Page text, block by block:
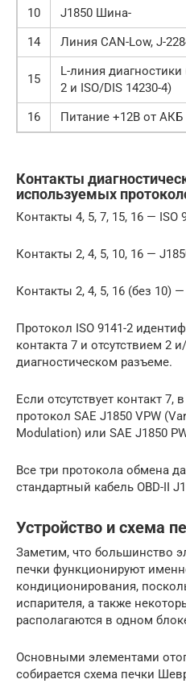
10
J1850 Шина-
14
Линия CAN-Low, J-
15
L-линия диагностики
2 и ISO/DIS 14230-4)
16
Питание +12В от АКБ
Контакты
используемых
Контакты 4, 5, 7, 15, 16 — ISO
Контакты 2, 4, 5, 10, 16 —
Контакты 2, 4, 5, 16 (без 10) —
Протокол ISO 9141-2
контакта 7 и отсутствием 2
диагностическом разъеме.
Если отсутствует контакт 7,
протокол SAE J1850 VPW
Modulation) или SAE J1850
Все три протокола обмена
стандартный кабель OBD-II
Устройство и схема
Заметим, что большинство
печки функционируют
кондиционирования,
испарителя, а также
располагаются в одном
Основными элементами
собирается схема печки